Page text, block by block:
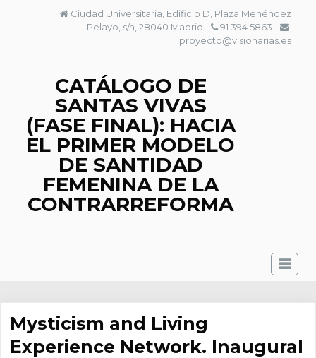
Ciudad Universitaria, Edificio D, Plaza Menéndez
Pelayo, s/n, 28040 Madrid
91 394 5863
proyecto@visionarias.es
CATÁLOGO DE
SANTAS VIVAS
(FASE FINAL): HACIA
EL PRIMER MODELO
DE SANTIDAD
FEMENINA DE LA
CONTRARREFORMA
Mysticism and Living
Experience Network. Inaugural